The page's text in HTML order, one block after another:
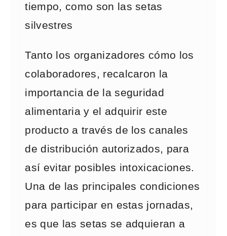
tiempo, como son las setas
silvestres
Tanto los organizadores cómo los
colaboradores, recalcaron la
importancia de la seguridad
alimentaria y el adquirir este
producto a través de los canales
de distribución autorizados, para
así evitar posibles intoxicaciones.
Una de las principales condiciones
para participar en estas jornadas,
es que las setas se adquieran a